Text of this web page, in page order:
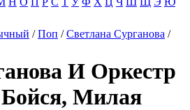
/Поп /Светлана Сурганова /
И Оркестр
Милая